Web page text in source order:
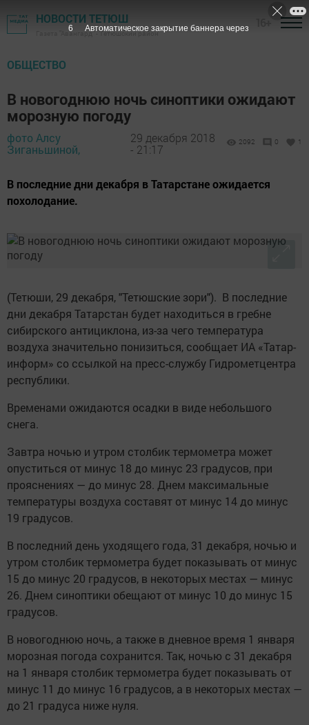
НОВОСТИ ТЕТЮШ
Газета "Авангард" - Тетюшский район
ОБЩЕСТВО
В новогоднюю ночь синоптики ожидают
морозную погоду
фото Алсу
Зиганьшиной,
29 декабря 2018
- 21:17
2092 0 1
В последние дни декабря в Татарстане ожидается
похолодание.
(Тетюши, 29 декабря, "Тетюшские зори"). В последние
дни декабря Татарстан будет находиться в гребне
сибирского антициклона, из-за чего температура
воздуха значительно понизиться, сообщает ИА «Татар-
информ» со ссылкой на пресс-службу Гидрометцентра
республики.
Временами ожидаются осадки в виде небольшого
снега.
Завтра ночью и утром столбик термометра может
опуститься от минус 18 до минус 23 градусов, при
прояснениях — до минус 28. Днем максимальные
температуры воздуха составят от минус 14 до минус
19 градусов.
В последний день уходящего года, 31 декабря, ночью и
утром столбик термометра будет показывать от минус
15 до минус 20 градусов, в некоторых местах — минус
26. Днем синоптики обещают от минус 10 до минус 15
градусов.
В новогоднюю ночь, а также в дневное время 1 января
морозная погода сохранится. Так, ночью с 31 декабря
на 1 января столбик термометра будет показывать от
минус 11 до минус 16 градусов, а в некоторых местах —
до 21 градуса ниже нуля.
5 Автоматическое закрытие баннера через